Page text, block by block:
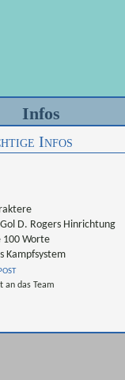
Infos
Infos
D. Rogers Hinrichtung
Worte
Kampfsystem
an das Team